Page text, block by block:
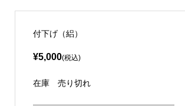
付下げ（絽）
¥5,000(税込)
在庫 売り切れ